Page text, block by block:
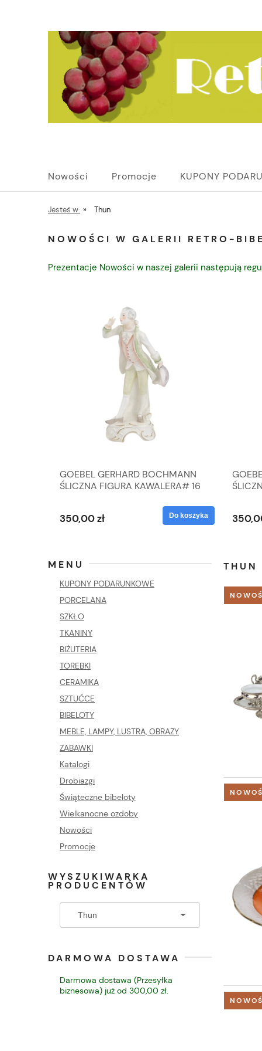
Nowości Promocje KUPONY
Jesteś w: » Thun
NOWOŚCI W GALERII RETRO-
Prezentacje Nowości w naszej galerii następują
GOEBEL GERHARD BOCHMANN
ŚLICZNA FIGURA KAWALERA# 16
350,00 zł Do koszyka
MENU
KUPONY PODARUNKOWE
PORCELANA
SZKŁO
TKANINY
BIŻUTERIA
TOREBKI
CERAMIKA
SZTUĆCE
BIBELOTY
MEBLE, LAMPY, LUSTRA, OBRAZY
ZABAWKI
Katalogi
Drobiazgi
Świąteczne bibeloty
Wielkanocne ozdoby
Nowości
Promocje
WYSZUKIWARKA
PRODUCENTÓW
DARMOWA DOSTAWA
Darmowa dostawa (Przesyłka
biznesowa) już od 300,00 zł.
THUN